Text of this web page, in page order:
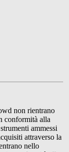
non rientrano
conformità alla
ammessi
attraverso la
nello